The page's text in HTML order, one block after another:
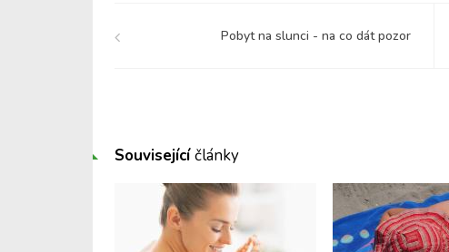
Pobyt na slunci - na co dát pozor
Souvisejícíčlánky